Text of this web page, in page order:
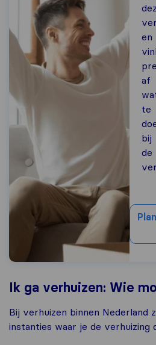
en
af
te
bij
de
Ik ga verhuizen: Wie
Bij verhuizen binnen Nederland
instanties waar je de verhuizing